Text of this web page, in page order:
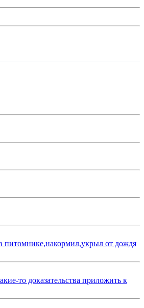
питомнике,накормил,укрыл от дождя
то доказательства приложить к